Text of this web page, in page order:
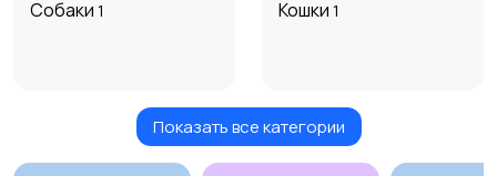
Собаки 1 Кошки 1
Грызуны 1
Показать все категории